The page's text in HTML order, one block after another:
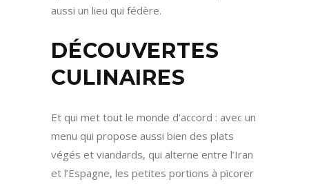
aussi un lieu qui fédère.
DÉCOUVERTES
CULINAIRES
Et qui met tout le monde d’accord : avec un
menu qui propose aussi bien des plats
végés et viandards, qui alterne entre l’Iran
et l’Espagne, les petites portions à picorer